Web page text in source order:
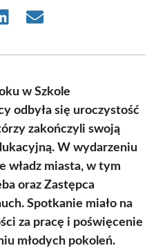
Share Share
w Szkole
odbyła się uroczystość
zakończyli swoją
W wydarzeniu
władz miasta, w tym
oraz Zastępca
Spotkanie miało na
za pracę i poświęcenie
młodych pokoleń.